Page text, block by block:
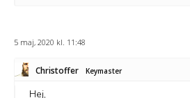
5 maj, 2020 kl. 11:48
Christoffer Keymaster
Hej,